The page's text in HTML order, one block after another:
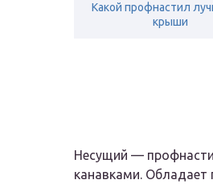
Какой профнастил
крыши
Несущий —
канавками.